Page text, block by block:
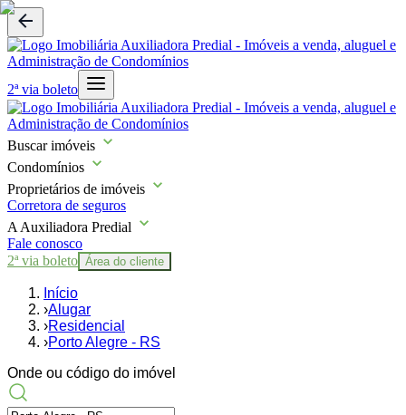
2ª via boleto
Buscar imóveis
Condomínios
Proprietários de imóveis
Corretora de seguros
A Auxiliadora Predial
Fale conosco
2ª via boleto Área do cliente
Início
›Alugar
›Residencial
›Porto Alegre - RS
Onde ou código do imóvel